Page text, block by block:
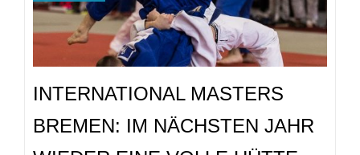
Siegen
auf
dem
Podest
INTERNATIONAL MASTERS
BREMEN: IM NÄCHSTEN JAHR